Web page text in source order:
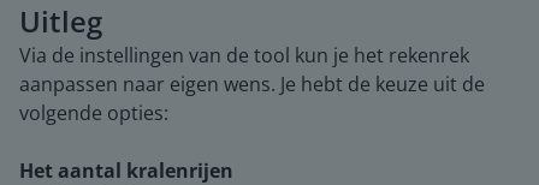
Uitleg
Via de instellingen van de tool kun je het rekenrek
aanpassen naar eigen wens. Je hebt de keuze uit de
volgende opties:
Het aantal kralenrijen